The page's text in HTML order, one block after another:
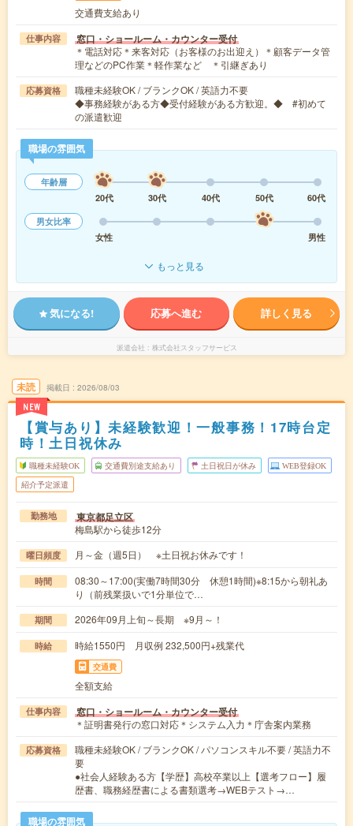
交通費支給あり
仕事内容 窓口・ショールーム・カウンター受付
＊電話対応＊来客対応（お客様のお出迎え）＊顧客データ管
理などのPC作業＊軽作業など ＊引継ぎあり
応募資格
職種未経験OK / ブランクOK / 英語力不要
◆事務経験がある方◆受付経験がある方歓迎。◆ #初めて
の派遣歓迎
職場の雰囲気
年齢層
20代
30代 40代 50代
60代
男女比率
女性
男性
もっと見る
気になる! 応募へ進む 詳しく見る
派遣会社 株式会社スタッフサービス
未読
NEW
掲載日 2026/08/03
【賞与あり】未経験歓迎！一般事務！17時台定
時！土日祝休み
職種未経験OK 交通費別途支給あり 土日祝日が休み WEB登録OK
紹介予定派遣
勤務地 東京都足立区
梅島駅から徒歩12分
曜日頻度 月～金（週5日） ※土日祝お休みです！
時間
08:30～17:00(実働7時間30分 休憩1時間)※8:15から朝礼あ
り（前残業扱いで1分単位で…
期間 2026年09月上旬～長期 ※9月～！
時給 時給1550円 月収例 232,500円+残業代
交通費
全額支給
仕事内容 窓口・ショールーム・カウンター受付
＊証明書発行の窓口対応＊システム入力＊庁舎案内業務
応募資格
職種未経験OK / ブランクOK / パソコンスキル不要 / 英語力不
要
●社会人経験ある方【学歴】高校卒業以上【選考フロー】履
歴書、職務経歴書による書類選考→WEBテスト→…
職場の雰囲気